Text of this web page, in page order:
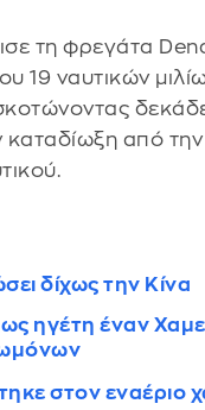
τη φρεγάτα
19 ναυτικών
καταδίωξη από
δίχως την Κίνα
ηγέτη έναν
στον εναέριο